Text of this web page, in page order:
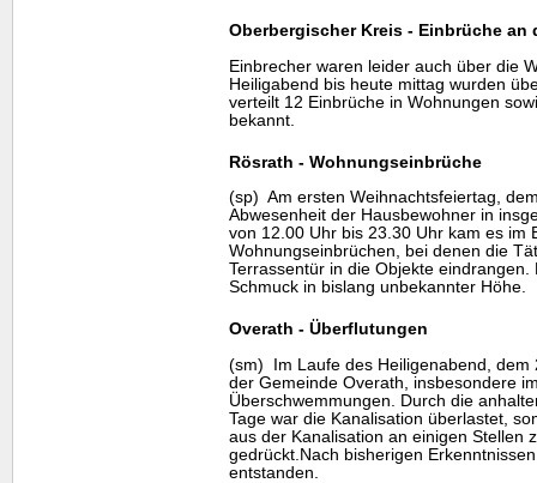
Oberbergischer Kreis - Einbrüche an
Einbrecher waren leider auch über die
Heiligabend bis heute mittag wurden
verteilt 12 Einbrüche in Wohnungen
bekannt.
Rösrath - Wohnungseinbrüche
(sp) Am ersten Weihnachtsfeiertag,
Abwesenheit der Hausbewohner in
von 12.00 Uhr bis 23.30 Uhr kam es im
Wohnungseinbrüchen, bei denen die
Terrassentür in die Objekte
Schmuck in bislang unbekannter Höhe.
Overath - Überflutungen
(sm) Im Laufe des Heiligenabend, dem
der Gemeinde Overath, insbesondere
Überschwemmungen. Durch die
Tage war die Kanalisation überlastet,
aus der Kanalisation an einigen Stellen
gedrückt.Nach bisherigen
entstanden.